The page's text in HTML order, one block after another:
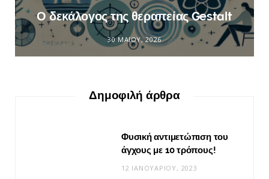
Ο δεκάλογος της θεραπείας Gestalt
30 ΜΑΪ́ΟΥ, 2026
Δημοφιλή άρθρα
Φυσική αντιμετώπιση του
άγχους με 10 τρόπους!
12 ΙΑΝΟΥΑΡΊΟΥ, 2023